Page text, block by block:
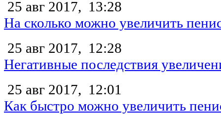
25 авг 2017, 13:28
На сколько можно увеличить
25 авг 2017, 12:28
Негативные последствия
25 авг 2017, 12:01
Как быстро можно увеличить